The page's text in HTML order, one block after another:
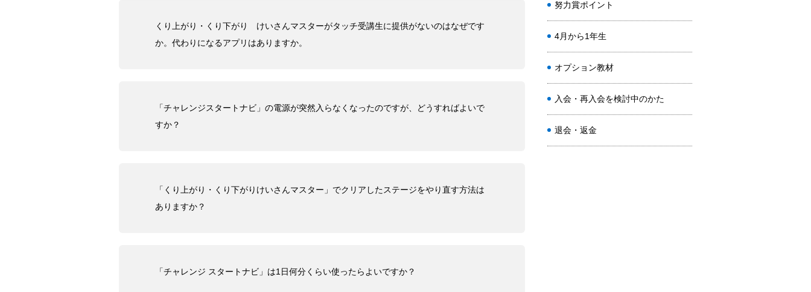
努力賞ポイント
4月から1年生
オプション教材
入会・再入会を検討中のかた
退会・返金
くり上がり・くり下がり けいさんマスターがタッチ受講生に提供がないのはなぜです
か。代わりになるアプリはありますか。
「チャレンジスタートナビ」の電源が突然入らなくなったのですが、どうすればよいで
すか？
「くり上がり・くり下がりけいさんマスター」でクリアしたステージをやり直す方法は
ありますか？
「チャレンジ スタートナビ」は1日何分くらい使ったらよいですか？